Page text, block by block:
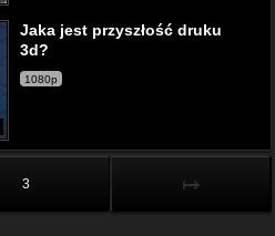
Jaka jest przyszłość druku
3d?
1080p
3 ↦